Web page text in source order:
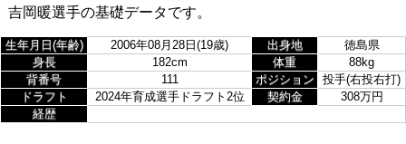
吉岡暖選手の基礎データです。
生年月日(年齢) 2006年08月28日(19歳) 出身地
徳島県
身長
182cm 体重
88kg
背番号
111 ポジション
投手(右投右打)
ドラフト
2024年育成選手ドラフト2位 契約金
308万円
経歴